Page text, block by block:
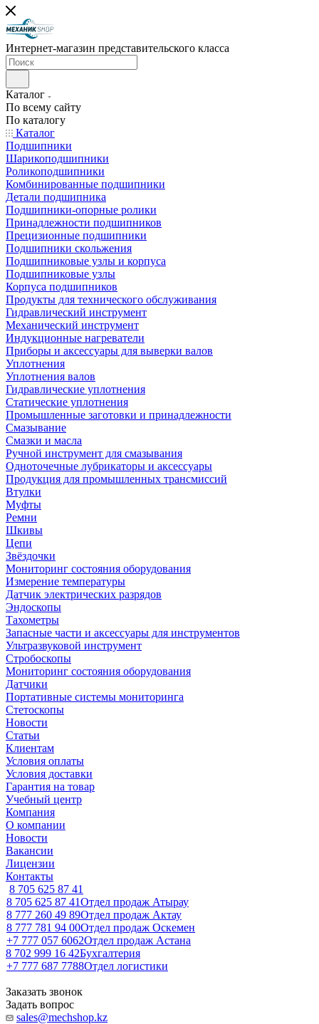
Интернет-магазин представительского класса
Каталог
По всему сайту
По каталогу
Каталог
Подшипники
Шарикоподшипники
Роликоподшипники
Комбинированные подшипники
Детали подшипника
Подшипники-опорные ролики
Принадлежности подшипников
Прецизионные подшипники
Подшипники скольжения
Подшипниковые узлы и корпуса
Подшипниковые узлы
Корпуса подшипников
Продукты для технического обслуживания
Гидравлический инструмент
Механический инструмент
Индукционные нагреватели
Приборы и аксессуары для выверки валов
Уплотнения
Уплотнения валов
Гидравлические уплотнения
Статические уплотнения
Промышленные заготовки и принадлежности
Смазывание
Смазки и масла
Ручной инструмент для смазывания
Одноточечные лубрикаторы и аксессуары
Продукция для промышленных трансмиссий
Втулки
Муфты
Ремни
Шкивы
Цепи
Звёздочки
Мониторинг состояния оборудования
Измерение температуры
Датчик электрических разрядов
Эндоскопы
Тахометры
Запасные части и аксессуары для инструментов
Ультразвуковой инструмент
Стробоскопы
Мониторинг состояния оборудования
Датчики
Портативные системы мониторинга
Стетоскопы
Новости
Статьи
Клиентам
Условия оплаты
Условия доставки
Гарантия на товар
Учебный центр
Компания
О компании
Новости
Вакансии
Лицензии
Контакты
8 705 625 87 41
8 705 625 87 41Отдел продаж Атырау
8 777 260 49 89Отдел продаж Актау
8 777 781 94 00Отдел продаж Оскемен
+7 777 057 6062Отдел продаж Астана
8 702 999 16 42Бухгалтерия
+7 777 687 7788Отдел логистики
Заказать звонок
Задать вопрос
sales@mechshop.kz